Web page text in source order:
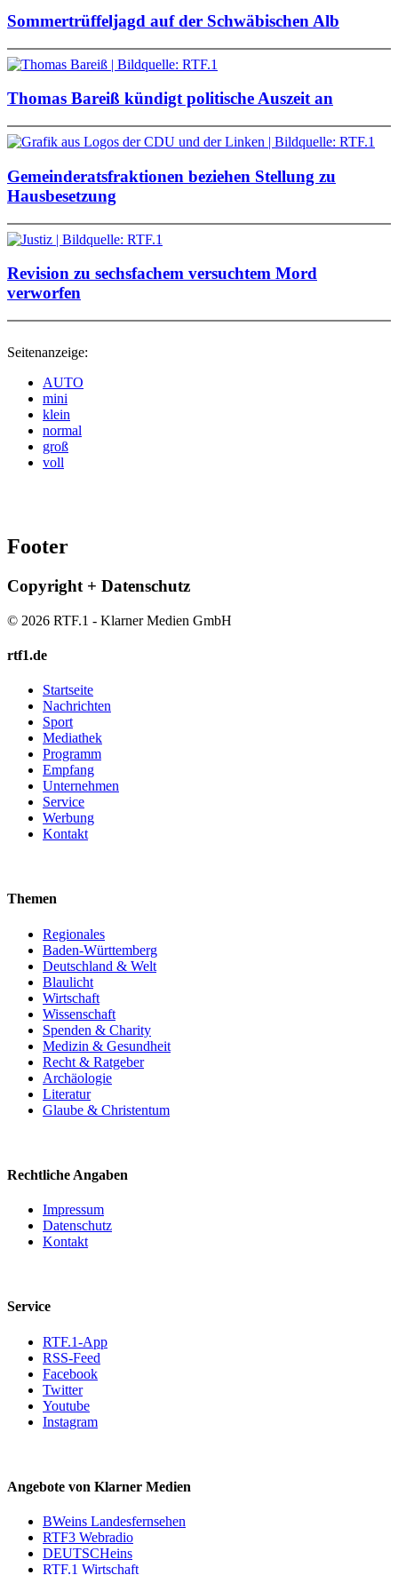
Sommertrüffeljagd auf der Schwäbischen Alb
Thomas Bareiß kündigt politische Auszeit an
Gemeinderatsfraktionen beziehen Stellung zu
Hausbesetzung
Revision zu sechsfachem versuchtem Mord
verworfen
Seitenanzeige:
AUTO
mini
klein
normal
groß
voll
Footer
Copyright + Datenschutz
© 2026 RTF.1 - Klarner Medien GmbH
rtf1.de
Startseite
Nachrichten
Sport
Mediathek
Programm
Empfang
Unternehmen
Service
Werbung
Kontakt
Themen
Regionales
Baden-Württemberg
Deutschland & Welt
Blaulicht
Wirtschaft
Wissenschaft
Spenden & Charity
Medizin & Gesundheit
Recht & Ratgeber
Archäologie
Literatur
Glaube & Christentum
Rechtliche Angaben
Impressum
Datenschutz
Kontakt
Service
RTF.1-App
RSS-Feed
Facebook
Twitter
Youtube
Instagram
Angebote von Klarner Medien
BWeins Landesfernsehen
RTF3 Webradio
DEUTSCHeins
RTF.1 Wirtschaft